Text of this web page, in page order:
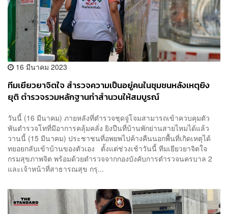
16 มีนาคม 2023
ทีมเยียวยาจิตใจ สำรวจความเป็นอยู่คนในชุมชนหลังเหตุยิง
ยุติ ตำรวจรวมหลักฐานทำสำนวนให้สมบูรณ์
วันนี้ (16 มีนาคม) ภายหลังที่ตำรวจชุดจู่โจมสามารถเข้าควบคุมตัว
พันตำรวจโทที่มีอาการคลุ้มคลั่ง ยิงปืนที่บ้านพักย่านสายไหมได้แล้ว
วานนี้ (15 มีนาคม) ประชาชนที่อพยพไปค้างคืนนอกพื้นที่เกิดเหตุได้
ทยอยกลับเข้าบ้านของตัวเอง ตั้งแต่ช่วงเช้าวันนี้ ทีมเยียวยาจิตใจ
กรมสุขภาพจิต พร้อมด้วยตำรวจจากกองบังคับการตำรวจนครบาล 2
และเจ้าหน้าที่สาธารณสุข กรุ...